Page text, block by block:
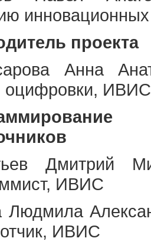
проекта
Анна
оцифровки, ИВИС
Дмитрий
ИВИС
Людмила
ИВИС